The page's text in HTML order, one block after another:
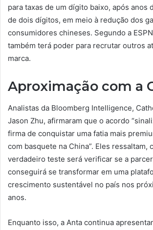
para taxas de um dígito baixo, após anos
de dois dígitos, em meio à redução dos
consumidores chineses. Segundo a
também terá poder para recrutar outros
marca.
Aproximação com a
Analistas da Bloomberg Intelligence,
Jason Zhu, afirmaram que o acordo
firma de conquistar uma fatia mais
com basquete na China”. Eles ressaltam,
verdadeiro teste será verificar se a
conseguirá se transformar em uma
crescimento sustentável no país nos
anos.
Enquanto isso, a Anta continua